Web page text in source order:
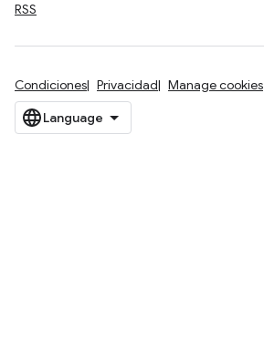
RSS
Condiciones Privacidad Manage cookies